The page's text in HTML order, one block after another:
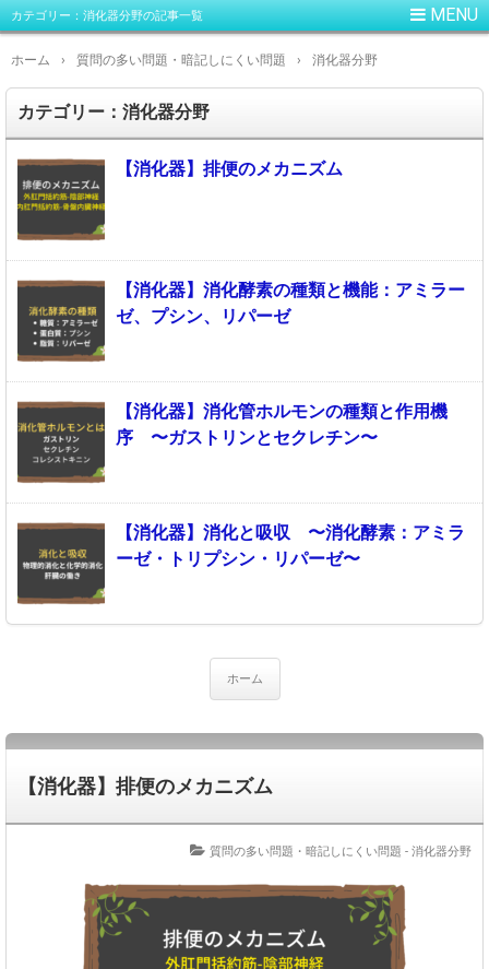
カテゴリー：消化器分野の記事一覧
ホーム › 質問の多い問題・暗記しにくい問題 › 消化器分野
カテゴリー：消化器分野
【消化器】排便のメカニズム
【消化器】消化酵素の種類と機能：アミラー
ゼ、プシン、リパーゼ
【消化器】消化管ホルモンの種類と作用機
序 〜ガストリンとセクレチン〜
【消化器】消化と吸収 〜消化酵素：アミラ
ーゼ・トリプシン・リパーゼ〜
ホーム
【消化器】排便のメカニズム
質問の多い問題・暗記しにくい問題 - 消化器分野